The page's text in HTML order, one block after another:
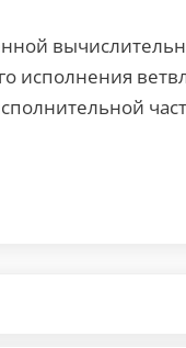
исполнения